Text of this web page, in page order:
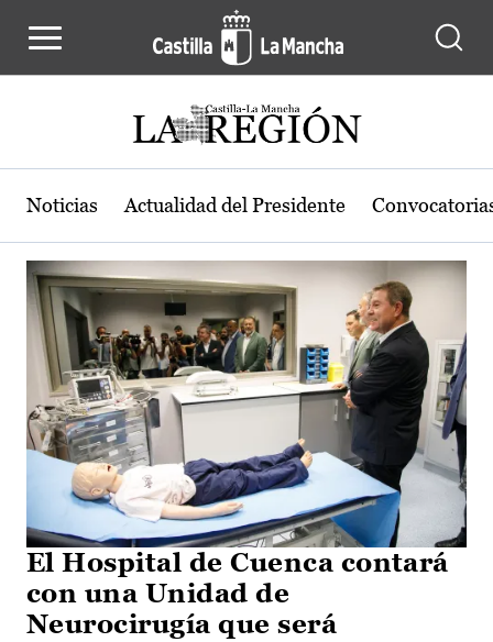
Actualidad de la región de Castilla-
Noticias Actualidad del Presidente
El Hospital de Cuenca contará
con una Unidad de
Neurocirugía que será